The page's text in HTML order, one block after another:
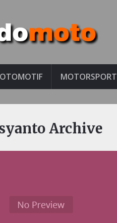
OTOMOTIF MOTORSPORT
Archive